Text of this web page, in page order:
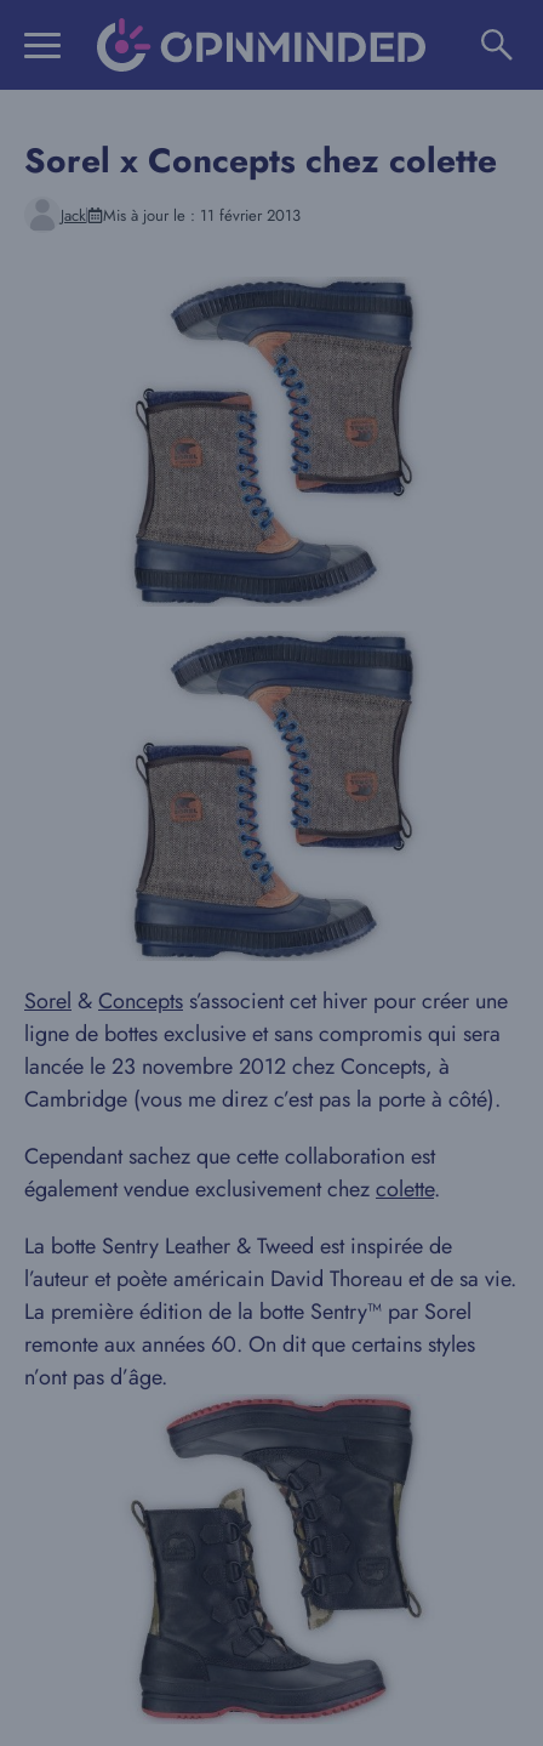
Sorel x Concepts chez colette
Jack Mis à jour le : 11 février 2013
Sorel &Concepts s’associent cet hiver pour créer une
ligne de bottes exclusive et sans compromis qui sera
lancée le 23 novembre 2012 chez Concepts, à
Cambridge (vous me direz c’est pas la porte à côté).
Cependant sachez que cette collaboration est
également vendue exclusivement chezcolette.
La botte Sentry Leather & Tweed est inspirée de
l’auteur et poète américain David Thoreau et de sa vie.
La première édition de la botte Sentry™ par Sorel
remonte aux années 60. On dit que certains styles
n’ont pas d’âge.